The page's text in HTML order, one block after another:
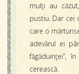
mulţi au
pustiu. Dar cei
care o
adevărul ei
făgăduinţei”,
cerească.